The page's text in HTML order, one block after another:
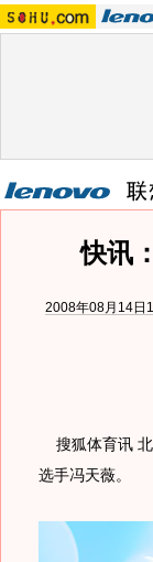
快讯
2008年08月14日
搜狐体育讯 北
选手冯天薇。